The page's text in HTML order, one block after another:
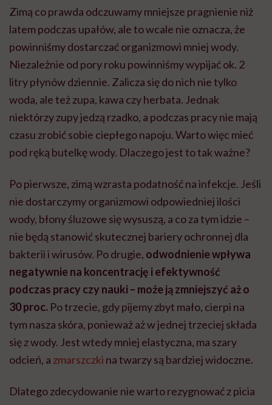
Zimą co prawda odczuwamy mniejsze pragnienie niż
latem podczas upałów, ale to wcale nie oznacza, że
powinniśmy dostarczać organizmowi mniej wody.
Niezależnie od pory roku powinniśmy wypijać ok. 2
litry płynów dziennie. Zalicza się do nich nie tylko
woda, ale też zupa, kawa czy herbata. Jednak
niektórzy zupy jedzą rzadko, a podczas pracy nie mają
czasu zrobić sobie ciepłego napoju. Warto więc mieć
pod ręką butelkę wody. Dlaczego jest to tak ważne?
Po pierwsze, zimą wzrasta podatność na infekcje. Jeśli
nie dostarczymy organizmowi odpowiedniej ilości
wody, błony śluzowe się wysuszą, a co za tym idzie –
nie będą stanowić skutecznej bariery ochronnej dla
bakterii i wirusów. Po drugie, odwodnienie wpływa
negatywnie na koncentrację i efektywność
podczas pracy czy nauki – może ją zmniejszyć aż o
30 proc. Po trzecie, gdy pijemy zbyt mało, cierpi na
tym nasza skóra, ponieważ aż w jednej trzeciej składa
się z wody. Jest wtedy mniej elastyczna, ma szary
odcień, a zmarszczki na twarzy są bardziej widoczne.
Dlatego zdecydowanie nie warto rezygnować z picia